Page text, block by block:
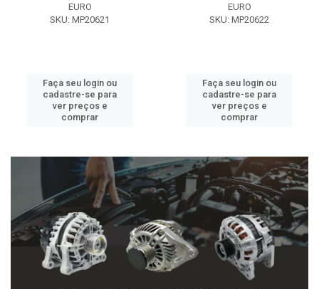
EURO
SKU: MP20621
Faça seu login ou
cadastre-se para
ver preços e
comprar
EURO
SKU: MP20622
Faça seu login ou
cadastre-se para
ver preços e
comprar